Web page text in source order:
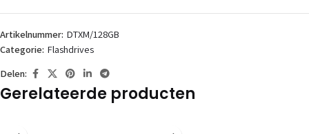
Artikelnummer: DTXM/128GB
Categorie: Flashdrives
Delen:
Gerelateerde producten